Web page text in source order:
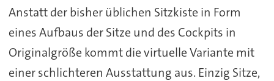
Anstatt der bisher üblichen Sitzkiste in Form
eines Aufbaus der Sitze und des Cockpits in
Originalgröße kommt die virtuelle Variante mit
einer schlichteren Ausstattung aus. Einzig Sitze,